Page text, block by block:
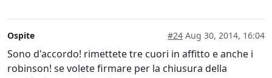
Ospite #24 Aug 30, 2014, 16:04
Sono d'accordo! rimettete tre cuori in affitto e anche i
robinson! se volete firmare per la chiusura della